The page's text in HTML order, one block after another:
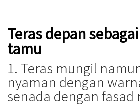
Teras depan
tamu
1. Teras mungil
nyaman dengan
senada dengan fasad